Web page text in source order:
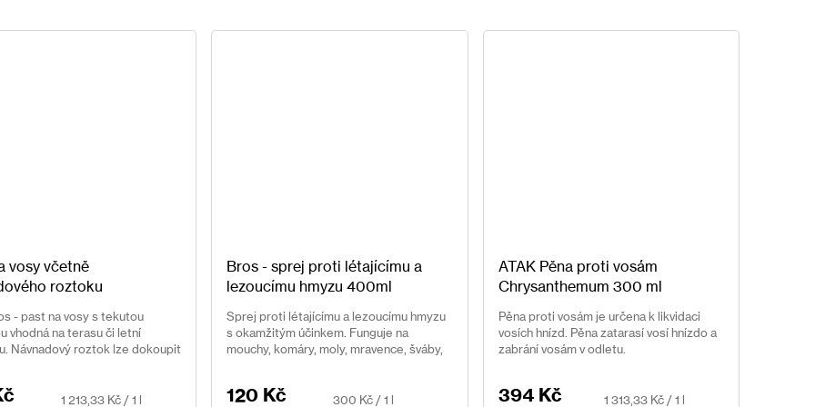
nebo se ukrývá. To je kolem
pod nábytek,...
vosy včetně
roztoku
- past na vosy s tekutou
vhodná na terasu či letní
Návnadový roztok lze dokoupit
Měrná
1 213,33 Kč / 1 l
Bros - sprej proti létajícímu a
lezoucímu hmyzu 400ml
Sprej proti létajícímu a lezoucímu hmyzu
s okamžitým účinkem. Funguje na
mouchy, komáry, moly, mravence, šváby,
120 Kč
Měrná
300 Kč / 1 l
ATAK Pěna proti vosám
Chrysanthemum 300 ml
Pěna proti vosám je určena k likvidaci
vosích hnízd. Pěna zatarasí vosí hnízdo a
zabrání vosám v odletu.
394 Kč
Měrná
1 313,33 Kč / 1 l